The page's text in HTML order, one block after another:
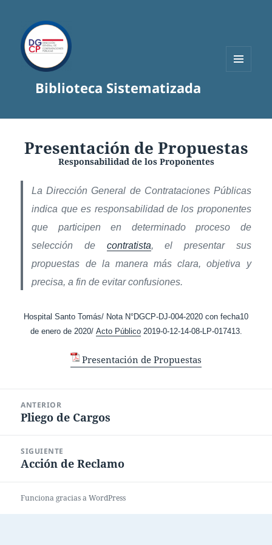
Biblioteca Sistematizada
Presentación de Propuestas
Responsabilidad de los Proponentes
La Dirección General de Contrataciones Públicas
indica que es responsabilidad de los proponentes
que participen en determinado proceso de
selección de contratista, el presentar sus
propuestas de la manera más clara, objetiva y
precisa, a fin de evitar confusiones.
Hospital Santo Tomás/ Nota N°DGCP-DJ-004-2020 con fecha10
de enero de 2020/ Acto Público2019-0-12-14-08-LP-017413.
Presentación de Propuestas
entradas
ANTERIOR
Entrada
Pliego de Cargos
SIGUIENTE
Entrada
Acción de Reclamo
Funciona gracias a WordPress